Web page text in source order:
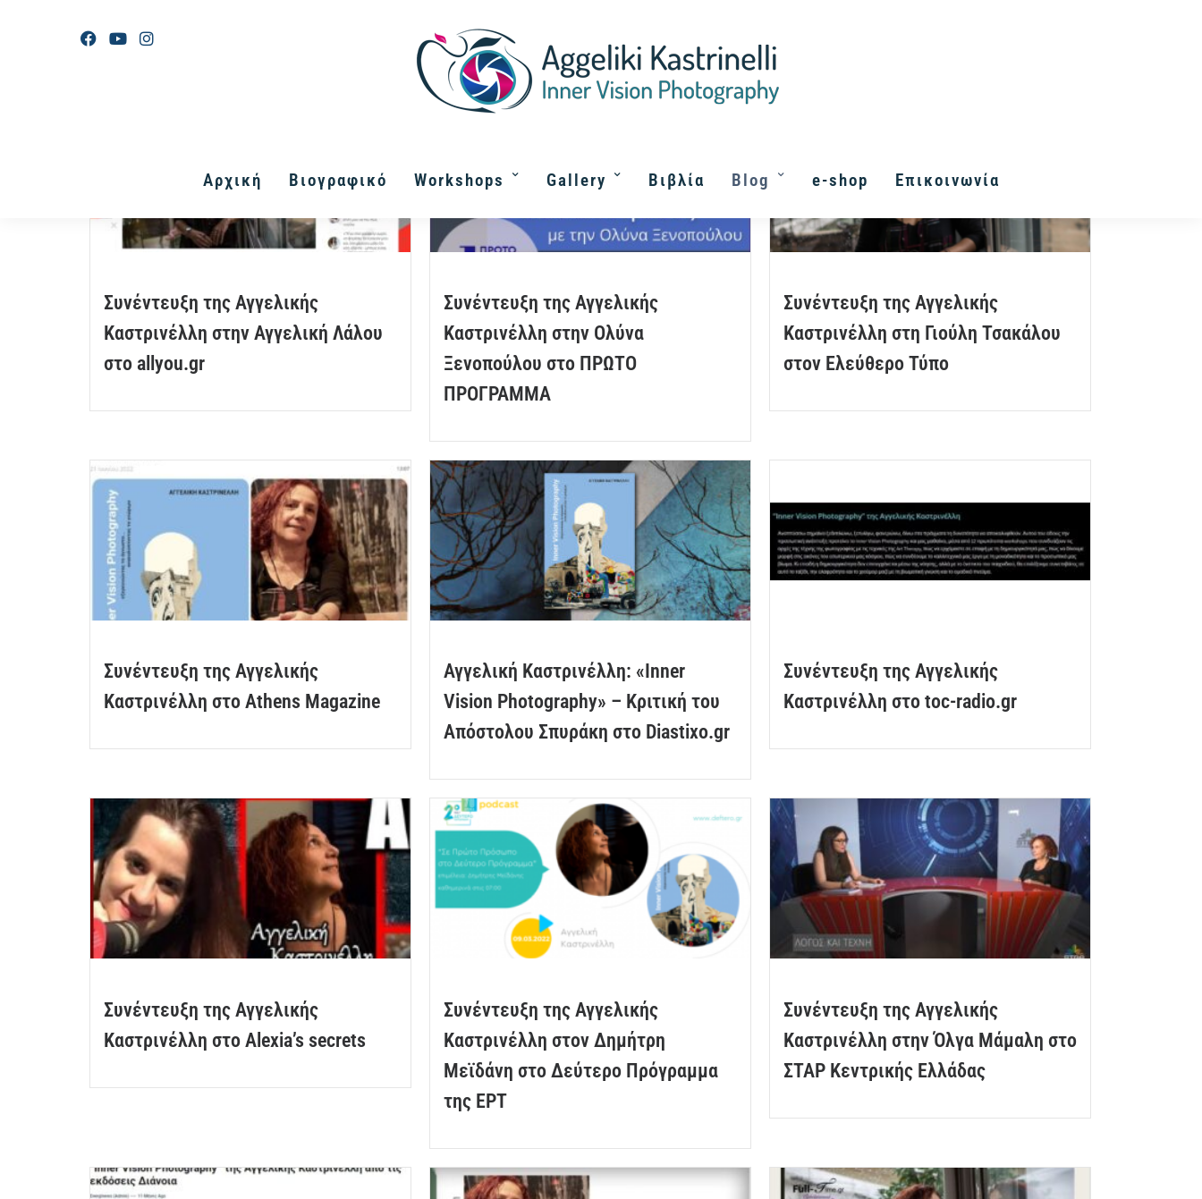
Αρχική Βιογραφικό Workshops Gallery Βιβλία Blog e-shop Επικοινωνία
Συνέντευξη της Αγγελικής
Καστρινέλλη στην Αγγελική Λάλου
στο allyou.gr
Συνέντευξη της Αγγελικής
Καστρινέλλη στην Ολύνα
Ξενοπούλου στο ΠΡΩΤΟ
ΠΡΟΓΡΑΜΜΑ
Συνέντευξη της Αγγελικής
Καστρινέλλη στη Γιούλη Τσακάλου
στον Ελεύθερο Τύπο
Συνέντευξη της Αγγελικής
Καστρινέλλη στο Athens Magazine
Αγγελική Καστρινέλλη: «Inner
Vision Photography» – Κριτική του
Απόστολου Σπυράκη στο Diastixo.gr
Συνέντευξη της Αγγελικής
Καστρινέλλη στο toc-radio.gr
Συνέντευξη της Αγγελικής
Καστρινέλλη στο Alexia’s secrets
Συνέντευξη της Αγγελικής
Καστρινέλλη στον Δημήτρη
Μεϊδάνη στο Δεύτερο Πρόγραμμα
της ΕΡΤ
Συνέντευξη της Αγγελικής
Καστρινέλλη στην Όλγα Μάμαλη στο
ΣΤΑΡ Κεντρικής Ελλάδας